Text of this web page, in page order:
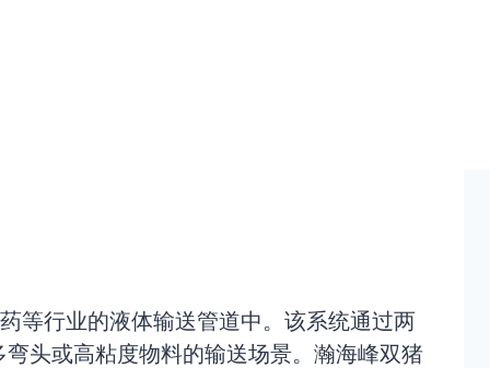
等行业的液体输送管道中。该系统通过两
头或高粘度物料的输送场景。瀚海峰双猪